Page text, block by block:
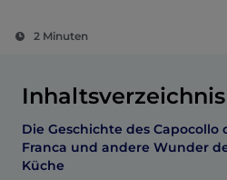
2 Minuten
Inhaltsverzeichnis
Die Geschichte des Capocollo
Franca und andere Wunder
Küche